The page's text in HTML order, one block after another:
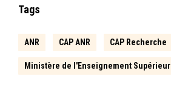
Tags
ANR CAP ANR CAP Recherche
Ministère de l'Enseignement Supérieur